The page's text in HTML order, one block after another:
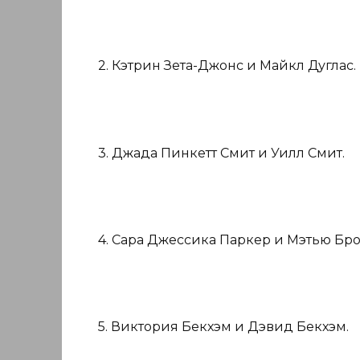
2. Кэтрин Зета-Джонс и Майкл Дуглас.
3. Джада Пинкетт Смит и Уилл Смит.
4. Сара Джессика Паркер и Мэтью
5. Виктория Бекхэм и Дэвид Бекхэм.